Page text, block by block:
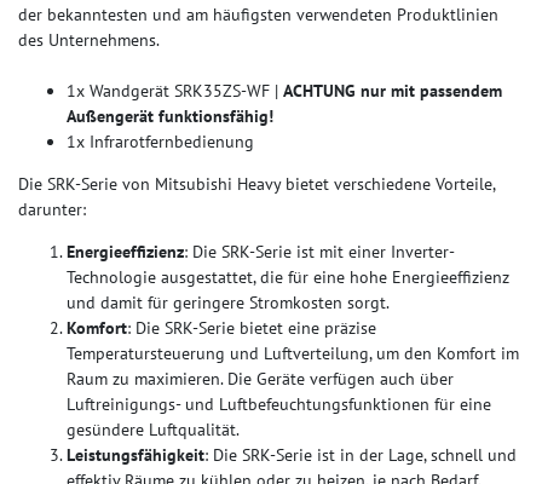
der bekanntesten und am häufigsten verwendeten Produktlinien
des Unternehmens.
1x Wandgerät SRK35ZS-WF | ACHTUNG nur mit passendem
Außengerät funktionsfähig!
1x Infrarotfernbedienung
Die SRK-Serie von Mitsubishi Heavy bietet verschiedene Vorteile,
darunter:
Energieeffizienz: Die SRK-Serie ist mit einer Inverter-
Technologie ausgestattet, die für eine hohe Energieeffizienz
und damit für geringere Stromkosten sorgt.
Komfort: Die SRK-Serie bietet eine präzise
Temperatursteuerung und Luftverteilung, um den Komfort im
Raum zu maximieren. Die Geräte verfügen auch über
Luftreinigungs- und Luftbefeuchtungsfunktionen für eine
gesündere Luftqualität.
Leistungsfähigkeit: Die SRK-Serie ist in der Lage, schnell und